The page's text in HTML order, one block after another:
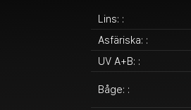
Lins: :
Asfäriska: :
UV A+B: :
Båge: :